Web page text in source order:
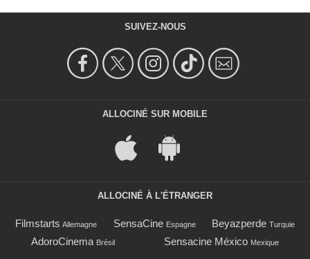
SUIVEZ-NOUS
ALLOCINÉ SUR MOBILE
ALLOCINÉ À L'ÉTRANGER
Filmstarts Allemagne SensaCine Espagne Beyazperde Turquie
AdoroCinema Brésil Sensacine México Mexique